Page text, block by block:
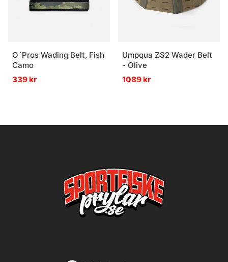
O´Pros Wading Belt, Fish
Camo
339 kr
Umpqua ZS2 Wader Belt
- Olive
1089 kr